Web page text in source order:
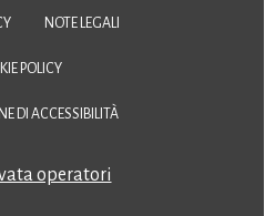
NOTE LEGALI
POLICY
DI ACCESSIBILITÀ
operatori